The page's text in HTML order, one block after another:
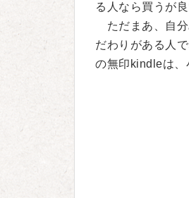
る人なら買うが良
ただまあ、自分
だわりがある人
の無印kindleは、